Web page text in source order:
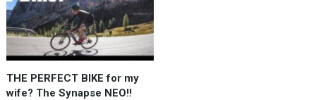
THE PERFECT BIKE for my
wife? The Synapse NEO!!